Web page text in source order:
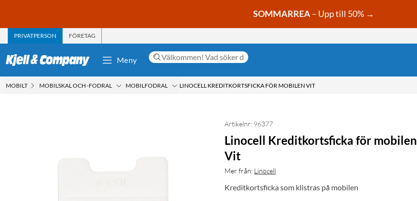
SOMMARREA– Upp till 50% →
PRIVATPERSON FÖRETAG
Meny
MOBILT MOBILSKAL OCH -FODRAL MOBILFODRAL LINOCELL KREDITKORTSFICKA FÖR MOBILEN VIT
Artikelnr: 96377
Linocell Kreditkortsficka för mobilen
Vit
Mer från: Linocell
Kreditkortsficka som klistras på mobilen